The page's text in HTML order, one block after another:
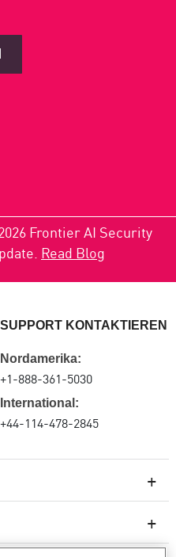
Frontier AI Security
Read Blog
SUPPORT KONTAKTIEREN
Nordamerika:
+1-888-361-5030
International:
+44-114-478-2845